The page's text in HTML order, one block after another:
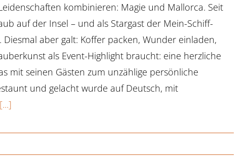
kombinieren: Magie und Mallorca. Seit
auf der Insel – und als Stargast der Mein-Schiff-
aber galt: Koffer packen, Wunder einladen,
als Event-Highlight braucht: eine herzliche
mit seinen Gästen zum unzählige persönliche
und gelacht wurde auf Deutsch, mit
[...]